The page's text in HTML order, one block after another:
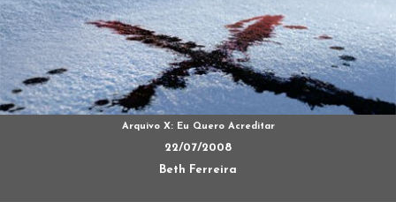
Arquivo X: Eu Quero Acreditar
22/07/2008
Beth Ferreira